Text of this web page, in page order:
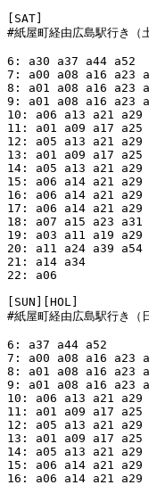
[SAT]
#紙屋町経由広島駅行き（
6: a30 a37 a44 a52
7: a00 a08 a16 a23
8: a01 a08 a16 a23
9: a01 a08 a16 a23
10: a06 a13 a21 a29
11: a01 a09 a17 a25
12: a05 a13 a21 a29
13: a01 a09 a17 a25
14: a05 a13 a21 a29
15: a06 a14 a21 a29
16: a06 a14 a21 a29
17: a06 a14 a21 a29
18: a07 a15 a23 a31
19: a03 a11 a19 a29
20: a11 a24 a39 a54
21: a14 a34
22: a06
[SUN][HOL]
#紙屋町経由広島駅行き（
6: a37 a44 a52
7: a00 a08 a16 a23
8: a01 a08 a16 a23
9: a01 a08 a16 a23
10: a06 a13 a21 a29
11: a01 a09 a17 a25
12: a05 a13 a21 a29
13: a01 a09 a17 a25
14: a05 a13 a21 a29
15: a06 a14 a21 a29
16: a06 a14 a21 a29